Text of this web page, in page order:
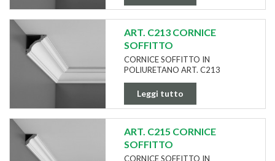
ART. C213 CORNICE
SOFFITTO
CORNICE SOFFITTO IN
POLIURETANO ART. C213
Leggi tutto
ART. C215 CORNICE
SOFFITTO
CORNICE SOFFITTO IN